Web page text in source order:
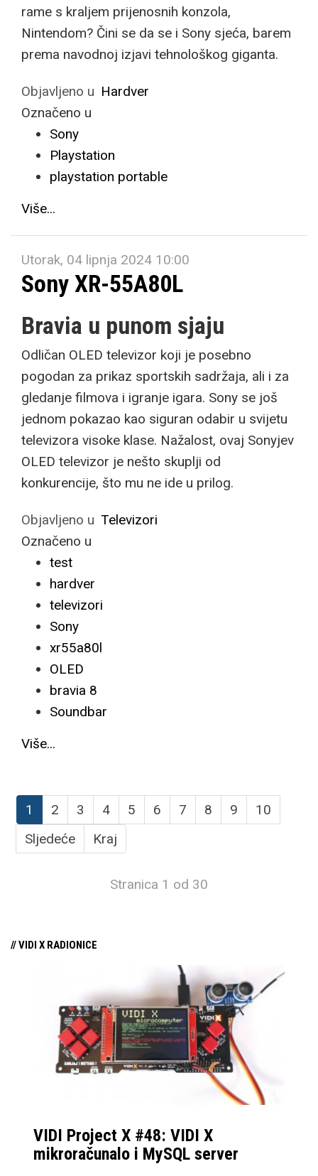
rame s kraljem prijenosnih konzola,
Nintendom? Čini se da se i Sony sjeća, barem
prema navodnoj izjavi tehnološkog giganta.
Objavljeno u Hardver
Označeno u
Sony
Playstation
playstation portable
Više...
Utorak, 04 lipnja 2024 10:00
Sony XR-55A80L
Bravia u punom sjaju
Odličan OLED televizor koji je posebno
pogodan za prikaz sportskih sadržaja, ali i za
gledanje filmova i igranje igara. Sony se još
jednom pokazao kao siguran odabir u svijetu
televizora visoke klase. Nažalost, ovaj Sonyjev
OLED televizor je nešto skuplji od
konkurencije, što mu ne ide u prilog.
Objavljeno u Televizori
Označeno u
test
hardver
televizori
Sony
xr55a80l
OLED
bravia 8
Soundbar
Više...
1 2 3 4 5 6 7 8 9
10
Sljedeće
Kraj
Stranica 1 od 30
// VIDI X RADIONICE
VIDI Project X #48: VIDI X
mikroračunalo i MySQL server